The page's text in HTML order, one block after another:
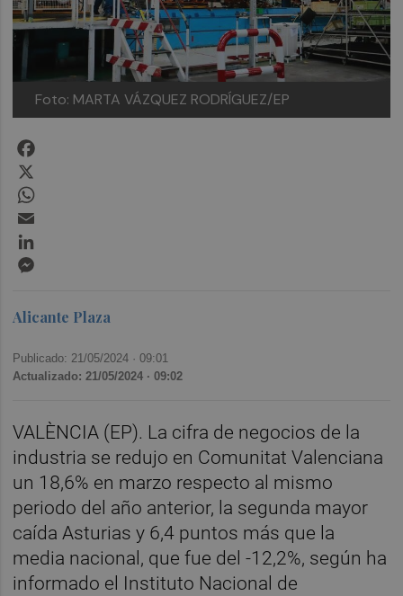
Foto: MARTA VÁZQUEZ RODRÍGUEZ/EP
Alicante Plaza
Publicado: 21/05/2024 ·09:01
Actualizado: 21/05/2024 · 09:02
VALÈNCIA (EP). La cifra de negocios de la
industria se redujo en Comunitat Valenciana
un 18,6% en marzo respecto al mismo
periodo del año anterior, la segunda mayor
caída Asturias y 6,4 puntos más que la
media nacional, que fue del -12,2%, según ha
informado el Instituto Nacional de